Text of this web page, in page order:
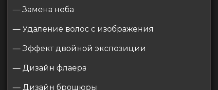
— Замена неба
— Удаление волос с изображения
— Эффект двойной экспозиции
— Дизайн флаера
— Дизайн брошюры